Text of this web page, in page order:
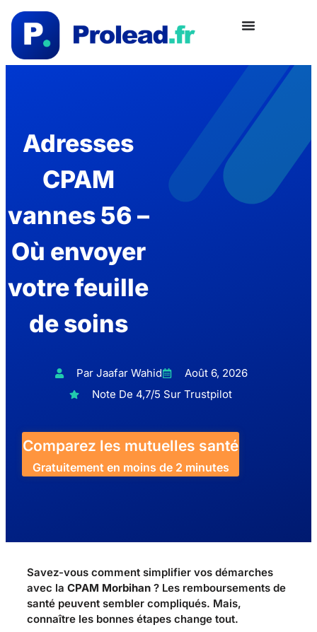
Adresses
CPAM
vannes 56 –
Où envoyer
votre feuille
de soins
Par Jaafar Wahid
Août 6, 2026
Note De 4,7/5 Sur Trustpilot
Comparez les mutuelles santé
Gratuitement en moins de 2 minutes
Savez-vous comment simplifier vos démarches
avec la CPAM Morbihan ? Les remboursements de
santé peuvent sembler compliqués. Mais,
connaître les bonnes étapes change tout.